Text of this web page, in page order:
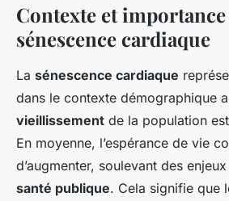
Contexte et importance
sénescence cardiaque
La sénescence cardiaque
dans le contexte démographique
vieillissement de la population
En moyenne, l’espérance de vie
d’augmenter, soulevant des
santé publique. Cela signifie que